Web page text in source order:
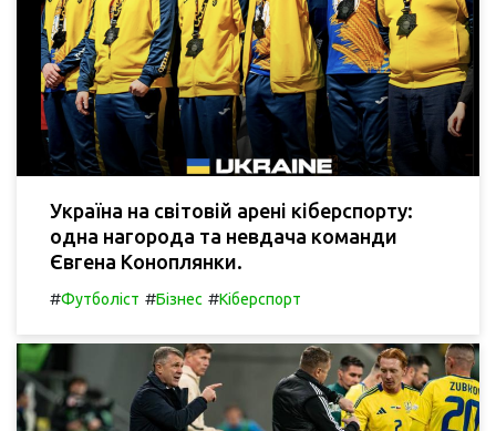
Україна на світовій арені кіберспорту:
одна нагорода та невдача команди
Євгена Коноплянки.
#Футболіст #Бізнес #Кіберспорт